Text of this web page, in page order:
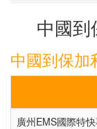
中國到
中國到保加
廣州EMS國際特